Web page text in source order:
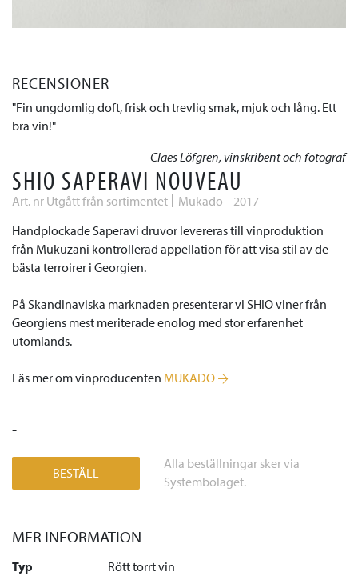
RECENSIONER
Fin ungdomlig doft, frisk och trevlig smak, mjuk och lång. Ett
bra vin!
Claes Löfgren, vinskribent och fotograf
SHIO SAPERAVI NOUVEAU
Art. nr Utgått från sortimentet Mukado
2017
Handplockade Saperavi druvor levereras till vinproduktion
från Mukuzani kontrollerad appellation för att visa stil av de
bästa terroirer i Georgien.
På Skandinaviska marknaden presenterar vi SHIO viner från
Georgiens mest meriterade enolog med stor erfarenhet
utomlands.
Läs mer om vinproducenten MUKADO
-
BESTÄLL
Alla beställningar sker via
Systembolaget.
MER INFORMATION
Typ Rött torrt vin